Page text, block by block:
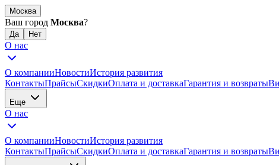
Москва
Ваш город Москва?
О нас
О компанииНовостиИстория развития
КонтактыПрайсыСкидкиОплата и доставкаГарантия и возвраты
Еще
О нас
О компанииНовостиИстория развития
КонтактыПрайсыСкидкиОплата и доставкаГарантия и возвраты